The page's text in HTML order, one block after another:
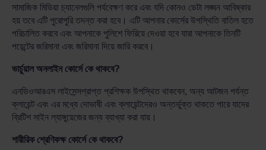
সামাজিক মিডিয়া চ্যানেলগুলি পর্যবেক্ষণ করে এবং যদি কোনও ডেটা লঙ্ঘন আবিষ্কার
হয় তবে এটি পুরোপুরি তদন্ত করা হবে। এটি আপনার কোর্সের উপস্থিতি বাতিল হতে
পরিচালিত করবে এবং আপনাকে পুলিশে ফিরিয়ে দেওয়া হবে যারা আপনাকে তিনটি
পয়েন্টের জরিমানা এবং জরিমানা দিয়ে জারি করবে।
ভার্চুয়াল অনলাইন কোর্সে কে থাকবে?
এনডিওআরএস লাইসেন্সপ্রাপ্ত প্রশিক্ষক উপস্থিত থাকবেন, অন্য আটজন পর্যন্ত
ক্লায়েন্ট এবং এর মধ্যে দোভাষী এবং ক্লায়েন্টদেরও অন্তর্ভুক্ত থাকতে পারে যাদের
ব্রিটিশ সাইন ল্যাঙ্গুয়েজের জন্য ব্যাখ্যা করা যায়।
শারীরিক শ্রেণিকক্ষ কোর্সে কে থাকবে?